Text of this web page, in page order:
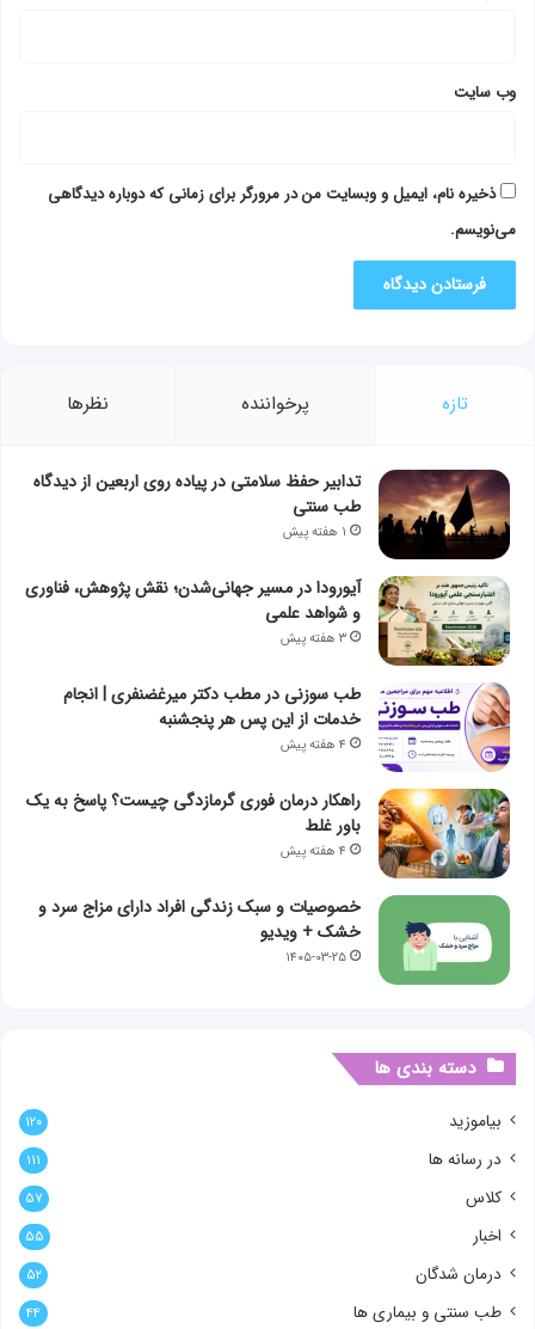
وب‌ سایت
ذخیره نام، ایمیل و وبسایت من در مرورگر برای زمانی که دوباره دیدگاهی
می‌نویسم.
تازه پرخواننده نظرها
تدابیر حفظ سلامتی در پیاده روی اربعین از دیدگاه
طب سنتی
۱ هفته پیش
آیورودا در مسیر جهانی‌شدن؛ نقش پژوهش، فناوری
و شواهد علمی
۳ هفته پیش
طب سوزنی در مطب دکتر میرغضنفری | انجام
خدمات از این پس هر پنجشنبه
۴ هفته پیش
راهکار درمان فوری گرمازدگی چیست؟ پاسخ به یک
باور غلط
۴ هفته پیش
خصوصیات و سبک زندگی افراد دارای مزاج سرد و
خشک + ویدیو
۱۴۰۵-۰۳-۲۵
دسته بندی ها
بیاموزید ۱۲۰
در رسانه ها ۱۱۱
کلاس ۵۷
اخبار ۵۵
درمان شدگان ۵۲
طب سنتی و بیماری ها ۴۴